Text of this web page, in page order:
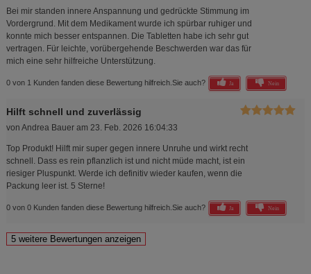
Bei mir standen innere Anspannung und gedrückte Stimmung im
Vordergrund. Mit dem Medikament wurde ich spürbar ruhiger und
konnte mich besser entspannen. Die Tabletten habe ich sehr gut
vertragen. Für leichte, vorübergehende Beschwerden war das für
mich eine sehr hilfreiche Unterstützung.
0 von 1 Kunden fanden diese Bewertung hilfreich. Sie auch? Ja Nein
Hilft schnell und zuverlässig
von Andrea Baueram 23. Feb. 2026 16:04:33
Top Produkt! Hilft mir super gegen innere Unruhe und wirkt recht
schnell. Dass es rein pflanzlich ist und nicht müde macht, ist ein
riesiger Pluspunkt. Werde ich definitiv wieder kaufen, wenn die
Packung leer ist. 5 Sterne!
0 von 0 Kunden fanden diese Bewertung hilfreich. Sie auch? Ja Nein